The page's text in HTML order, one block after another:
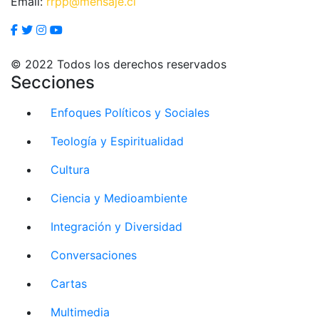
© 2022 Todos los derechos reservados
Secciones
Enfoques Políticos y Sociales
Teología y Espiritualidad
Cultura
Ciencia y Medioambiente
Integración y Diversidad
Conversaciones
Cartas
Multimedia